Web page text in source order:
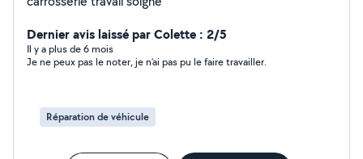
Dernier avis laissé par Colette : 2/5
Il y a plus de 6 mois
Je ne peux pas le noter, je n’ai pas pu le faire travailler.
Réparation de véhicule